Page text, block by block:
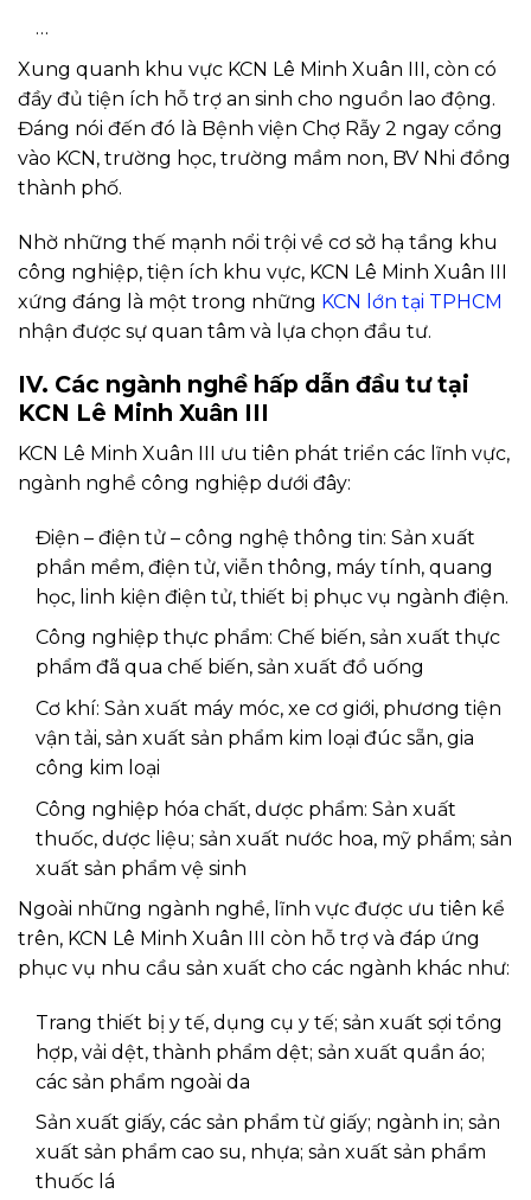
…
Xung quanh khu vực KCN Lê Minh Xuân III, còn có
đầy đủ tiện ích hỗ trợ an sinh cho nguồn lao động.
Đáng nói đến đó là Bệnh viện Chợ Rẫy 2 ngay cổng
vào KCN, trường học, trường mầm non, BV Nhi đồng
thành phố.
Nhờ những thế mạnh nổi trội về cơ sở hạ tầng khu
công nghiệp, tiện ích khu vực, KCN Lê Minh Xuân III
xứng đáng là một trong những KCN lớn tại TPHCM
nhận được sự quan tâm và lựa chọn đầu tư.
IV. Các ngành nghề hấp dẫn đầu tư tại
KCN Lê Minh Xuân III
KCN Lê Minh Xuân III ưu tiên phát triển các lĩnh vực,
ngành nghề công nghiệp dưới đây:
Điện – điện tử – công nghệ thông tin: Sản xuất
phần mềm, điện tử, viễn thông, máy tính, quang
học, linh kiện điện tử, thiết bị phục vụ ngành điện.
Công nghiệp thực phẩm: Chế biến, sản xuất thực
phẩm đã qua chế biến, sản xuất đồ uống
Cơ khí: Sản xuất máy móc, xe cơ giới, phương tiện
vận tải, sản xuất sản phẩm kim loại đúc sẵn, gia
công kim loại
Công nghiệp hóa chất, dược phẩm: Sản xuất
thuốc, dược liệu; sản xuất nước hoa, mỹ phẩm; sản
xuất sản phẩm vệ sinh
Ngoài những ngành nghề, lĩnh vực được ưu tiên kể
trên, KCN Lê Minh Xuân III còn hỗ trợ và đáp ứng
phục vụ nhu cầu sản xuất cho các ngành khác như:
Trang thiết bị y tế, dụng cụ y tế; sản xuất sợi tổng
hợp, vải dệt, thành phẩm dệt; sản xuất quần áo;
các sản phẩm ngoài da
Sản xuất giấy, các sản phẩm từ giấy; ngành in; sản
xuất sản phẩm cao su, nhựa; sản xuất sản phẩm
thuốc lá